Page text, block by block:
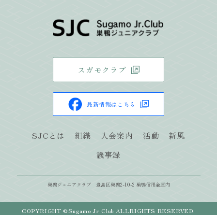
スガモクラブ
最新情報はこちら
SJCとは 組織 入会案内 活動
新風
議事録
巣鴨ジュニアクラブ 豊島区巣鴨2-10-2 巣鴨信用金庫内
COPYRIGHT ©️Sugamo Jr Club ALLRIGHTS RESERVED.